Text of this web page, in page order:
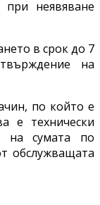
неявяване
в срок до 7
на
по който е
е технически
на сумата по
обслужващата